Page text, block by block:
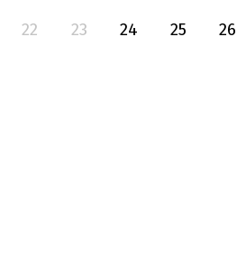
22
23 24 25 26